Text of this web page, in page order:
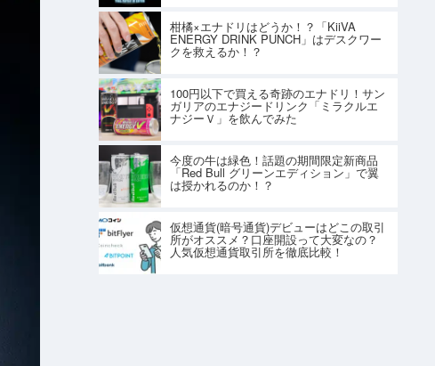
柑橘×エナドリはどうか！？「KiiVA
ENERGY DRINK PUNCH」はデスクワー
クを救えるか！？
100円以下で買える奇跡のエナドリ！サン
ガリアのエナジードリンク「ミラクルエ
ナジーＶ」を飲んでみた
今度の牛は緑色！話題の期間限定新商品
「Red Bull グリーンエディション」で翼
は授かれるのか！？
仮想通貨(暗号通貨)デビューはどこの取引
所がオススメ？口座開設って大変なの？
人気仮想通貨取引所を徹底比較！